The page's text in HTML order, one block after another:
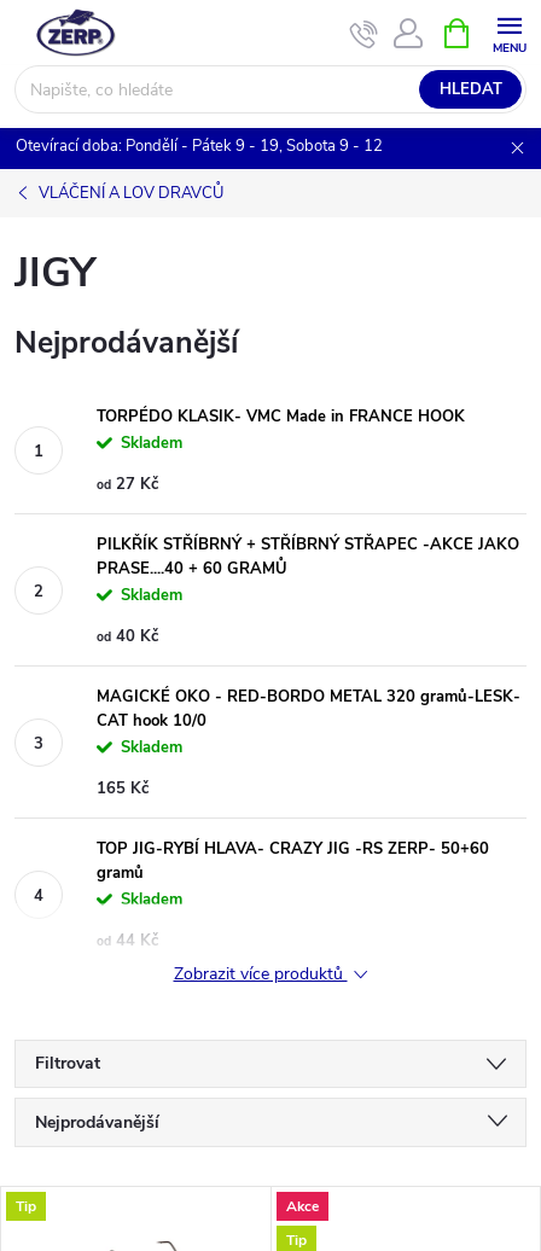
obsah
HLEDAT
NÁKUPNÍ
KOŠÍK
Otevírací doba: Pondělí - Pátek 9 - 19, Sobota 9 - 12
VLÁČENÍ A LOV DRAVCŮ
JIGY
Nejprodávanější
TORPÉDO KLASIK- VMC Made in FRANCE HOOK
Skladem
od 27 Kč
PILKŘÍK STŘÍBRNÝ + STŘÍBRNÝ STŘAPEC -AKCE JAKO
PRASE....40 + 60 GRAMŮ
Skladem
od 40 Kč
MAGICKÉ OKO - RED-BORDO METAL 320 gramů-LESK-
CAT hook 10/0
Skladem
165 Kč
TOP JIG-RYBÍ HLAVA- CRAZY JIG -RS ZERP- 50+60
gramů
Skladem
od 44 Kč
Zobrazit více produktů
Filtrovat
Ř
a
Nejprodávanější
Nejdražší
V
Tip
Akce
Tip